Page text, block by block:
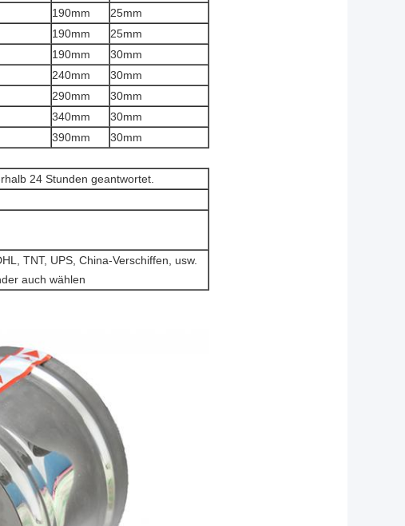
190mm
25mm
190mm
25mm
190mm
30mm
240mm
30mm
290mm
30mm
340mm
30mm
390mm
30mm
24 Stunden geantwortet.
TNT, UPS, China-Verschiffen, usw.
auch wählen